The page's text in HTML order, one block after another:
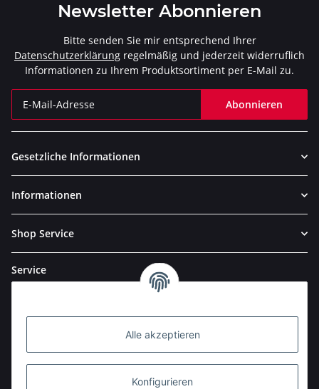
Alle akzeptieren
Konfigurieren
Newsletter Abonnieren
Bitte senden Sie mir entsprechend Ihrer
Datenschutzerklärung regelmäßig und jederzeit widerruflich
Informationen zu Ihrem Produktsortiment per E-Mail zu.
Abonnieren
Gesetzliche Informationen
Informationen
Shop Service
Service